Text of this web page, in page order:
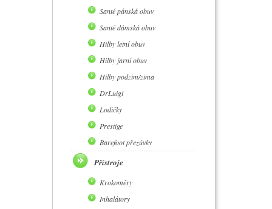
Santé pánská obuv
Santé dámská obuv
Hilby letní obuv
Hilby jarní obuv
Hilby podzim/zima
DrLuigi
Lodičky
Prestige
Barefoot přezůvky
Přístroje
Krokoměry
Inhalátory